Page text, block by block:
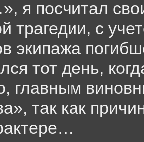
я посчитал
трагедии, с
экипажа
тот день,
главным
так как